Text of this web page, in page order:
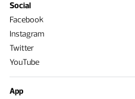
Social
Facebook
Instagram
Twitter
YouTube
App